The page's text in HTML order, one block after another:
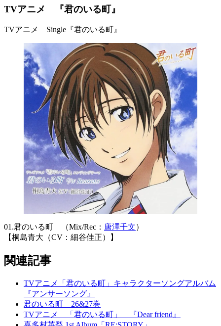
TVアニメ 『君のいる町』
TVアニメ Single『君のいる町』
01.君のいる町 （Mix/Rec： 唐澤千文）
【桐島青大（CV：細谷佳正）】
関連記事
TVアニメ「君のいる町」キャラクターソングアルバム
『アンサーソング』
君のいる町 26&27巻
TVアニメ 「君のいる町」 『Dear friend』